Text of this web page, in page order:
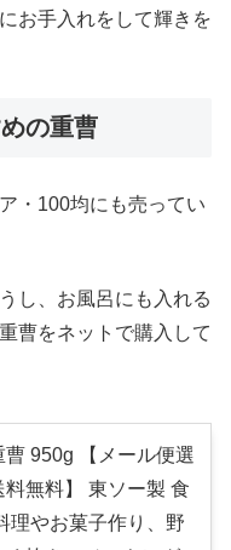
お手入れをして輝きを
の重曹
・100均にも売ってい
し、お風呂にも入れる
曹をネットで購入して
曹 950g 【メール便選
料無料】 東ソー製 食
理やお菓子作り、野